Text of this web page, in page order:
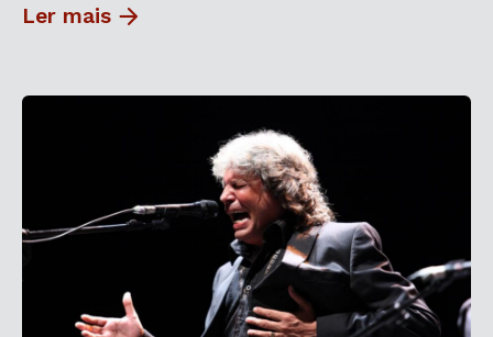
Ler mais